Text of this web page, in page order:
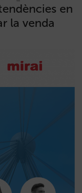
en
la venda